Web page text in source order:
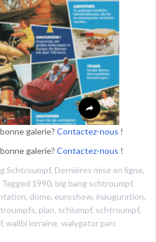
galerie? Contactez-nous !
galerie? Contactez-nous !
Schtroumpf, Dernières mise en ligne,
Tagged 1990, big bang schtroumpf,
, dome, euroshow, inauguration,
, plan, schlumpf, schtroumpf,
, walibi lorraine, walygator parc